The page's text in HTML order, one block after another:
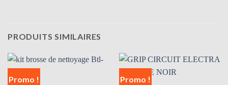
PRODUITS SIMILAIRES
Promo ! Promo !